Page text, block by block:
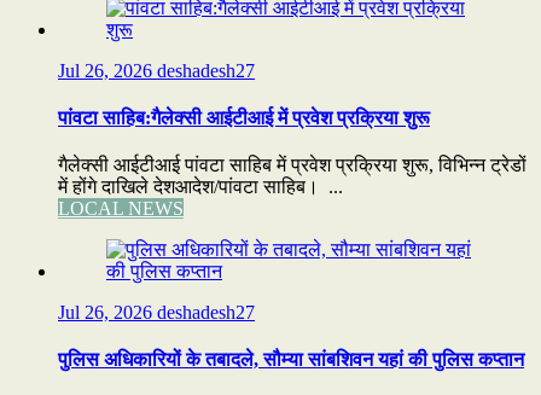
Jul 26, 2026 deshadesh27
पांवटा साहिब:गैलेक्सी आईटीआई में प्रवेश प्रक्रिया शुरू
गैलेक्सी आईटीआई पांवटा साहिब में प्रवेश प्रक्रिया शुरू, विभिन्न ट्रेडों
में होंगे दाखिले देशआदेश/पांवटा साहिब। ...
LOCAL NEWS
Jul 26, 2026 deshadesh27
पुलिस अधिकारियों के तबादले, सौम्या सांबशिवन यहां की पुलिस कप्तान